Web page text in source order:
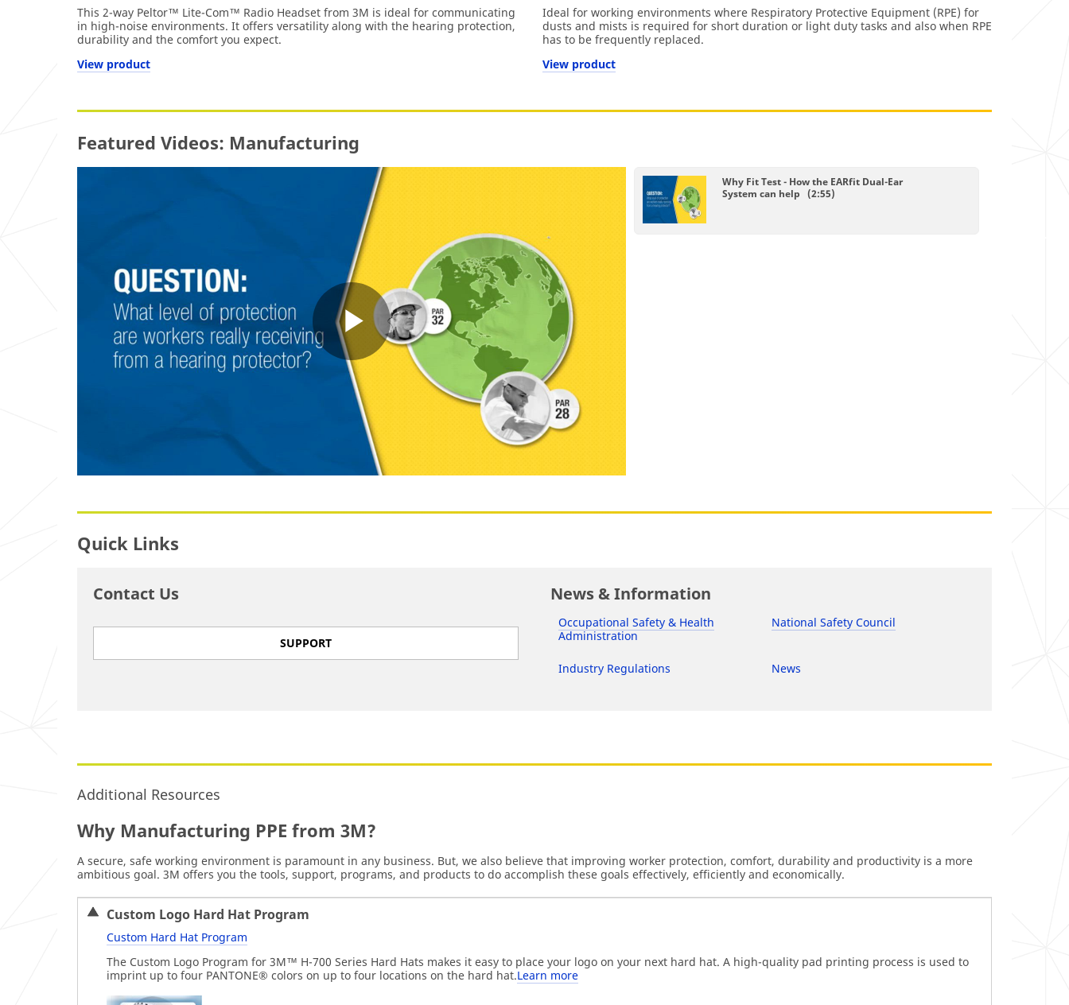
This 2-way Peltor™ Lite-Com™ Radio Headset from 3M is ideal for communicating
in high-noise environments. It offers versatility along with the hearing protection,
durability and the comfort you expect.
View product
Ideal for working environments where Respiratory Protective Equipment (RPE) for
dusts and mists is required for short duration or light duty tasks and also when RPE
has to be frequently replaced.
View product
Featured Videos: Manufacturing
Play
Video
Why Fit Test - How the EARfit Dual-Ear
System can help (2:55)
Quick Links
Contact Us
SUPPORT
News & Information
Occupational Safety & Health
Administration
National Safety Council
Industry Regulations News
Additional Resources
Why Manufacturing PPE from 3M?
A secure, safe working environment is paramount in any business. But, we also believe that improving worker protection, comfort, durability and productivity is a more
ambitious goal. 3M offers you the tools, support, programs, and products to do accomplish these goals effectively, efficiently and economically.
Custom Logo Hard Hat Program
Custom Hard Hat Program
The Custom Logo Program for 3M™ H-700 Series Hard Hats makes it easy to place your logo on your next hard hat. A high-quality pad printing process is used to
imprint up to four PANTONE® colors on up to four locations on the hard hat.Learn more